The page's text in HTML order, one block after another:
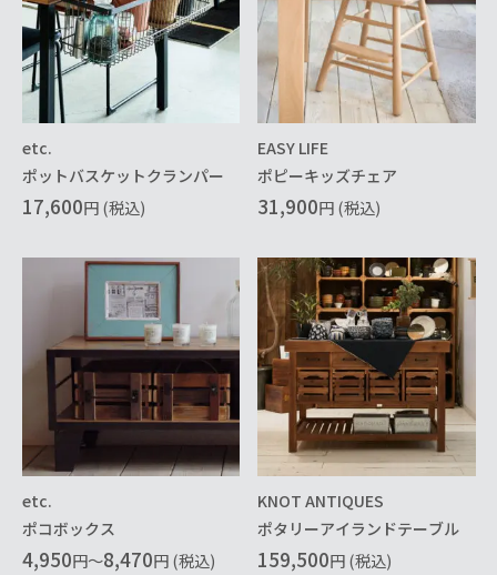
etc.
ポットバスケットクランパー
17,600円 (税込)
EASY LIFE
ポピーキッズチェア
31,900円 (税込)
etc.
ポコボックス
4,950円～8,470円 (税込)
KNOT ANTIQUES
ポタリーアイランドテーブル
159,500円 (税込)